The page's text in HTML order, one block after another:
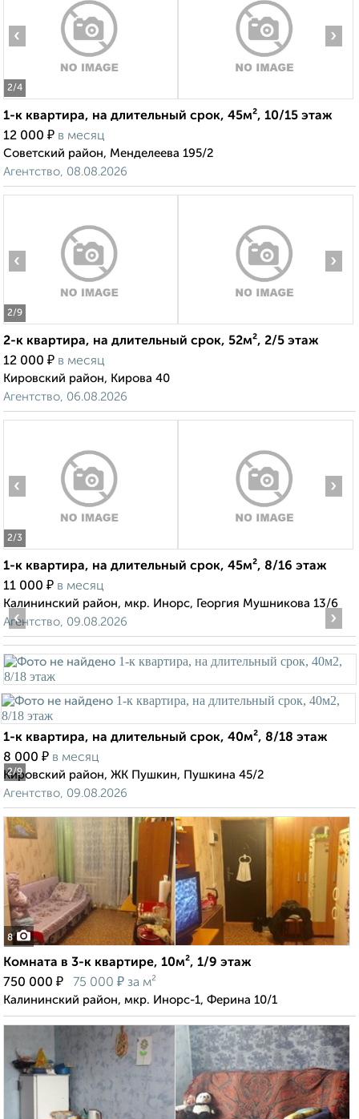
2/4
‹ ›
1-к квартира, на длительный срок, 45м², 10/15 этаж
12 000 ₽ в месяц
Советский район, Менделеева 195/2
Агентство, 08.08.2026
2/9
‹ ›
2-к квартира, на длительный срок, 52м², 2/5 этаж
12 000 ₽ в месяц
Кировский район, Кирова 40
Агентство, 06.08.2026
2/3
‹ ›
1-к квартира, на длительный срок, 45м², 8/16 этаж
11 000 ₽ в месяц
Калининский район, мкр. Инорс, Георгия Мушникова 13/6
Агентство, 09.08.2026
2/9
‹ ›
1-к квартира, на длительный срок, 40м², 8/18 этаж
8 000 ₽ в месяц
Кировский район, ЖК Пушкин, Пушкина 45/2
Агентство, 09.08.2026
8
Комната в 3-к квартире, 10м², 1/9 этаж
750 000 ₽ 75 000 ₽ за м²
Калининский район, мкр. Инорс-1, Ферина 10/1